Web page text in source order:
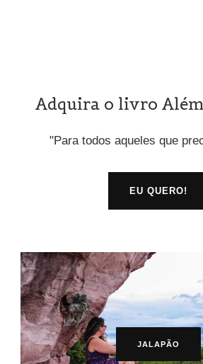
Adquira o livro
"Para todos aqueles que
EU QUERO!
JALAPÃO